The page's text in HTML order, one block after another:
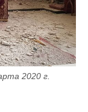
2020 г.